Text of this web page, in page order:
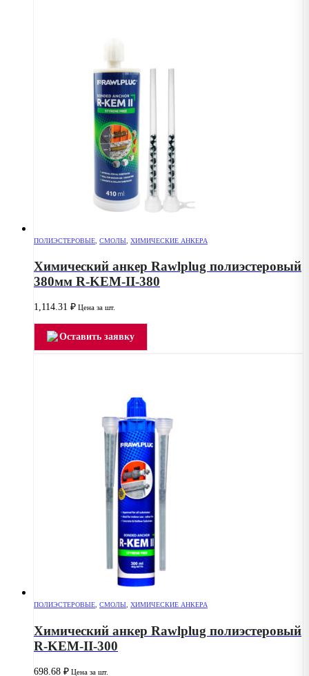
ПОЛИЭСТЕРОВЫЕ СМОЛЫ ХИМИЧЕСКИЕ АНКЕРА
Химический анкер Rawlplug полиэстеровый
380мм R-KEM-II-380
1,114.31 ₽ Цена за шт.
Оставить заявку
ПОЛИЭСТЕРОВЫЕ, СМОЛЫ, ХИМИЧЕСКИЕ АНКЕРА
Химический анкер Rawlplug полиэстеровый
R-KEM-II-300
698.68 ₽ Цена за шт.